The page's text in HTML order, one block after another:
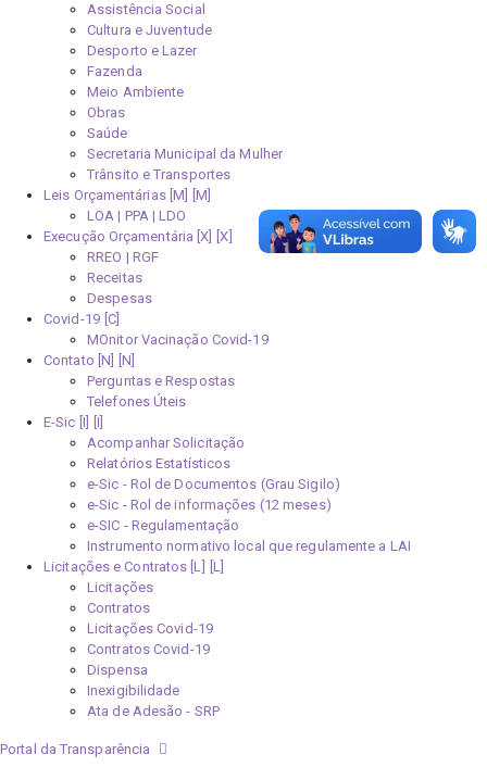
Assistência Social
Cultura e Juventude
Desporto e Lazer
Fazenda
Meio Ambiente
Obras
Saúde
Secretaria Municipal da Mulher
Trânsito e Transportes
Leis Orçamentárias [M]
LOA | PPA | LDO
Execução Orçamentária [X]
RREO | RGF
Receitas
Despesas
Covid-19
MOnitor Vacinação Covid-19
Contato [N]
Perguntas e Respostas
Telefones Úteis
E-Sic [I]
Acompanhar Solicitação
Relatórios Estatísticos
e-Sic - Rol de Documentos (Grau Sigilo)
e-Sic - Rol de informações (12 meses)
e-SIC - Regulamentação
Instrumento normativo local que regulamente a LAI
Licitações e Contratos [L]
Licitações
Contratos
Licitações Covid-19
Contratos Covid-19
Dispensa
Inexigibilidade
Ata de Adesão - SRP
Portal da Transparência